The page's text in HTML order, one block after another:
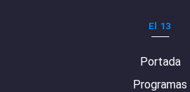
El 13
Portada
Programas